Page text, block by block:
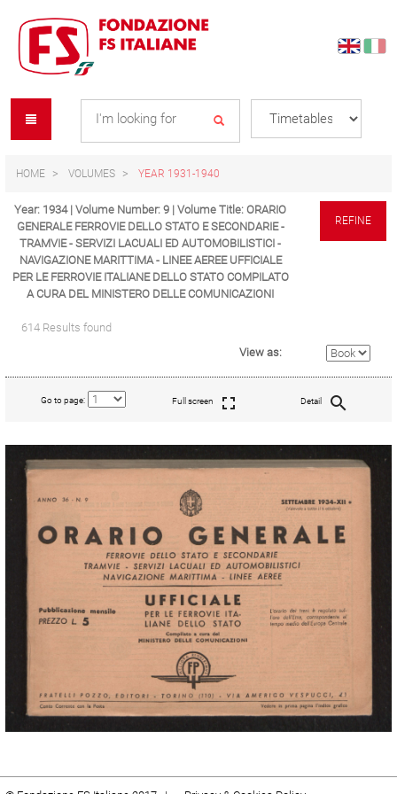
content
navigation
menu
HOME VOLUMES YEAR 1931-1940
Year: 1934 | Volume Number: 9 | Volume Title: ORARIO
GENERALE FERROVIE DELLO STATO E SECONDARIE -
TRAMVIE - SERVIZI LACUALI ED AUTOMOBILISTICI -
NAVIGAZIONE MARITTIMA - LINEE AEREE UFFICIALE
PER LE FERROVIE ITALIANE DELLO STATO COMPILATO
A CURA DEL MINISTERO DELLE COMUNICAZIONI
REFINE
614 Results found
View as:
Go to page: Full screen Detail